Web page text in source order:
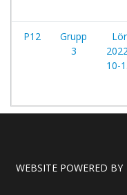
P12
Grupp
3
Lör
10-
WEBSITE POWERED BY